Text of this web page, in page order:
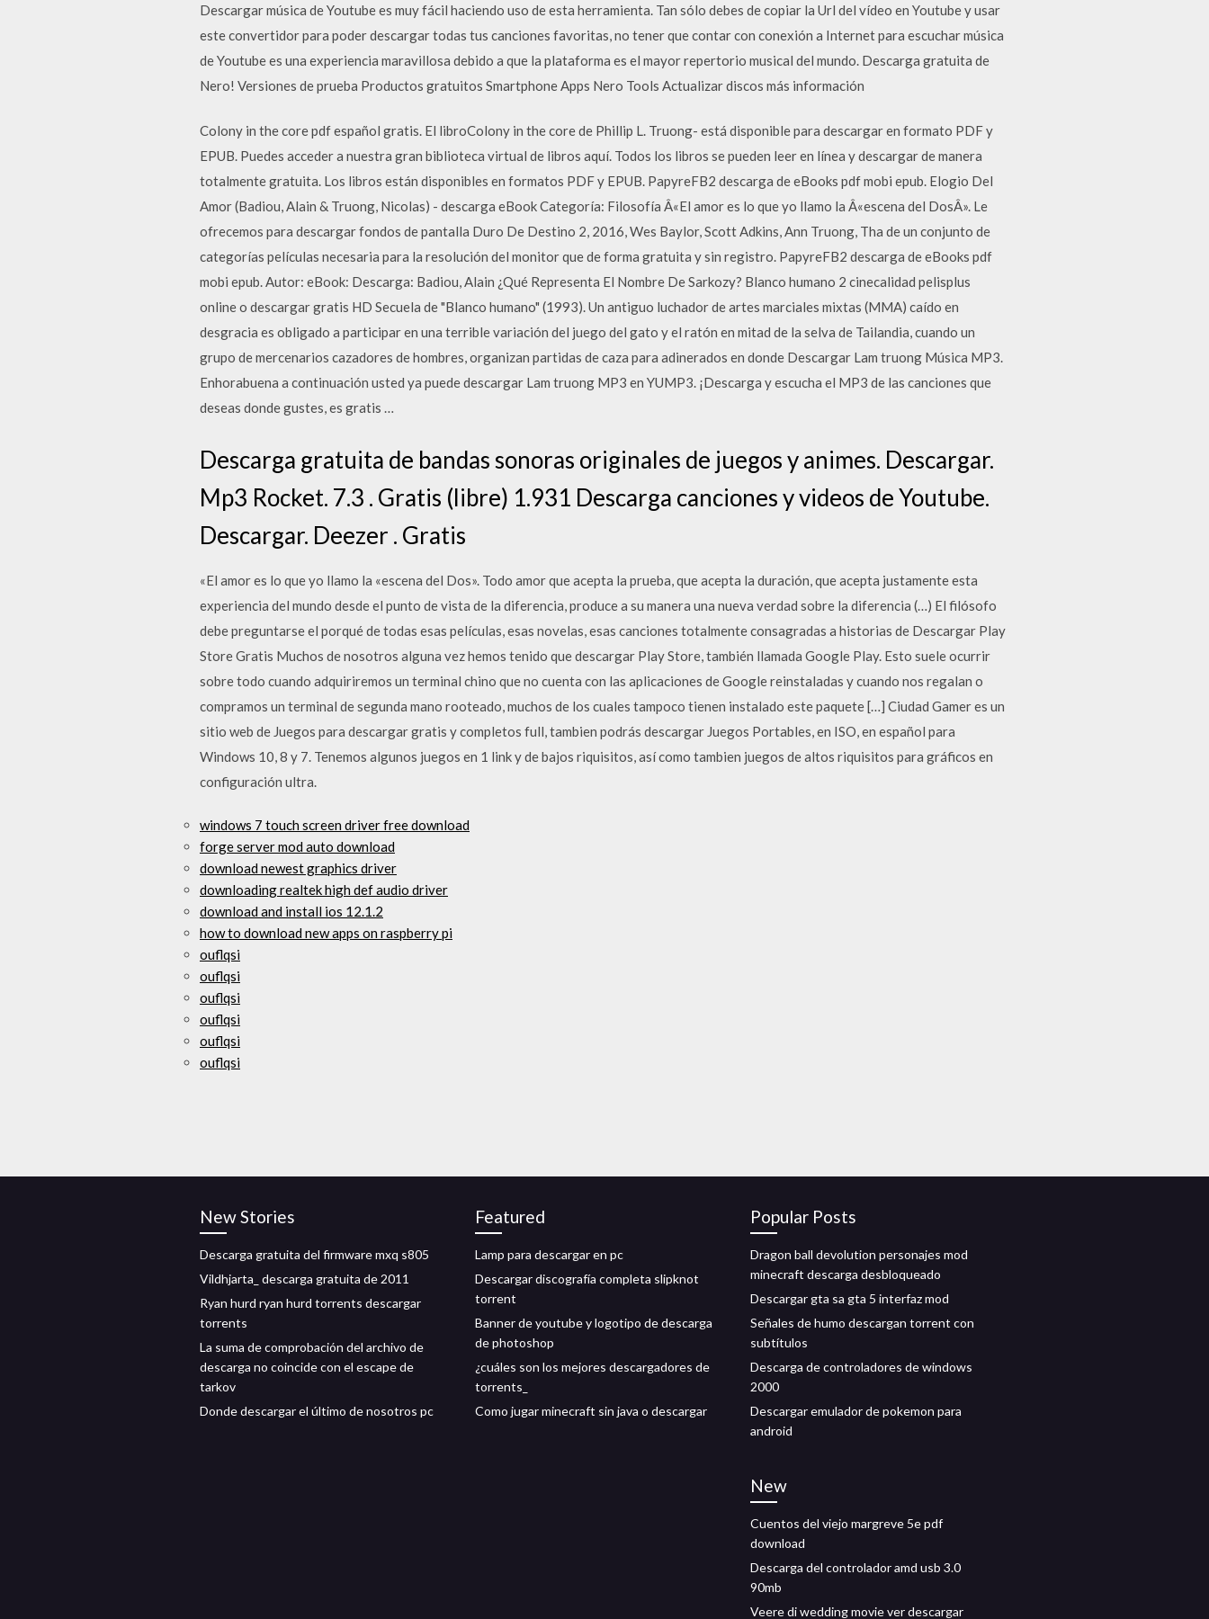
Descargar música de Youtube es muy fácil haciendo uso de esta herramienta. Tan sólo debes de copiar la Url del vídeo en Youtube y usar
este convertidor para poder descargar todas tus canciones favoritas, no tener que contar con conexión a Internet para escuchar música
de Youtube es una experiencia maravillosa debido a que la plataforma es el mayor repertorio musical del mundo. Descarga gratuita de
Nero! Versiones de prueba Productos gratuitos Smartphone Apps Nero Tools Actualizar discos más información
Colony in the core pdf español gratis. El libroColony in the core de Phillip L. Truong- está disponible para descargar en formato PDF y
EPUB. Puedes acceder a nuestra gran biblioteca virtual de libros aquí. Todos los libros se pueden leer en línea y descargar de manera
totalmente gratuita. Los libros están disponibles en formatos PDF y EPUB. PapyreFB2 descarga de eBooks pdf mobi epub. Elogio Del
Amor (Badiou, Alain & Truong, Nicolas) - descarga eBook Categoría: Filosofía Â«El amor es lo que yo llamo la Â«escena del DosÂ». Le
ofrecemos para descargar fondos de pantalla Duro De Destino 2, 2016, Wes Baylor, Scott Adkins, Ann Truong, Tha de un conjunto de
categorías películas necesaria para la resolución del monitor que de forma gratuita y sin registro. PapyreFB2 descarga de eBooks pdf
mobi epub. Autor: eBook: Descarga: Badiou, Alain ¿Qué Representa El Nombre De Sarkozy? Blanco humano 2 cinecalidad pelisplus
online o descargar gratis HD Secuela de "Blanco humano" (1993). Un antiguo luchador de artes marciales mixtas (MMA) caído en
desgracia es obligado a participar en una terrible variación del juego del gato y el ratón en mitad de la selva de Tailandia, cuando un
grupo de mercenarios cazadores de hombres, organizan partidas de caza para adinerados en donde Descargar Lam truong Música MP3.
Enhorabuena a continuación usted ya puede descargar Lam truong MP3 en YUMP3. ¡Descarga y escucha el MP3 de las canciones que
deseas donde gustes, es gratis …
Descarga gratuita de bandas sonoras originales de juegos y animes. Descargar.
Mp3 Rocket. 7.3 . Gratis (libre) 1.931 Descarga canciones y videos de Youtube.
Descargar. Deezer . Gratis
«El amor es lo que yo llamo la «escena del Dos». Todo amor que acepta la prueba, que acepta la duración, que acepta justamente esta
experiencia del mundo desde el punto de vista de la diferencia, produce a su manera una nueva verdad sobre la diferencia (…) El filósofo
debe preguntarse el porqué de todas esas películas, esas novelas, esas canciones totalmente consagradas a historias de Descargar Play
Store Gratis Muchos de nosotros alguna vez hemos tenido que descargar Play Store, también llamada Google Play. Esto suele ocurrir
sobre todo cuando adquiriremos un terminal chino que no cuenta con las aplicaciones de Google reinstaladas y cuando nos regalan o
compramos un terminal de segunda mano rooteado, muchos de los cuales tampoco tienen instalado este paquete […] Ciudad Gamer es un
sitio web de Juegos para descargar gratis y completos full, tambien podrás descargar Juegos Portables, en ISO, en español para
Windows 10, 8 y 7. Tenemos algunos juegos en 1 link y de bajos riquisitos, así como tambien juegos de altos riquisitos para gráficos en
configuración ultra.
windows 7 touch screen driver free download
forge server mod auto download
download newest graphics driver
downloading realtek high def audio driver
download and install ios 12.1.2
how to download new apps on raspberry pi
ouflqsi
ouflqsi
ouflqsi
ouflqsi
ouflqsi
ouflqsi
New Stories
Descarga gratuita del firmware mxq s805
Vildhjarta_ descarga gratuita de 2011
Ryan hurd ryan hurd torrents descargar
torrents
La suma de comprobación del archivo de
descarga no coincide con el escape de
tarkov
Donde descargar el último de nosotros pc
Featured
Lamp para descargar en pc
Descargar discografía completa slipknot
torrent
Banner de youtube y logotipo de descarga
de photoshop
¿cuáles son los mejores descargadores de
torrents_
Como jugar minecraft sin java o descargar
Popular Posts
Dragon ball devolution personajes mod
minecraft descarga desbloqueado
Descargar gta sa gta 5 interfaz mod
Señales de humo descargan torrent con
subtítulos
Descarga de controladores de windows
2000
Descargar emulador de pokemon para
android
New
Cuentos del viejo margreve 5e pdf
download
Descarga del controlador amd usb 3.0
90mb
Veere di wedding movie ver descargar